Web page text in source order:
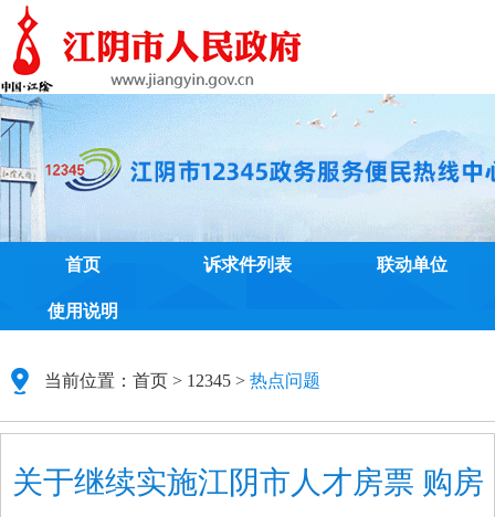
首页 诉求件列表 联动单位
使用说明
当前位置： 首页 > 12345 > 热点问题
关于继续实施江阴市人才房票 购房